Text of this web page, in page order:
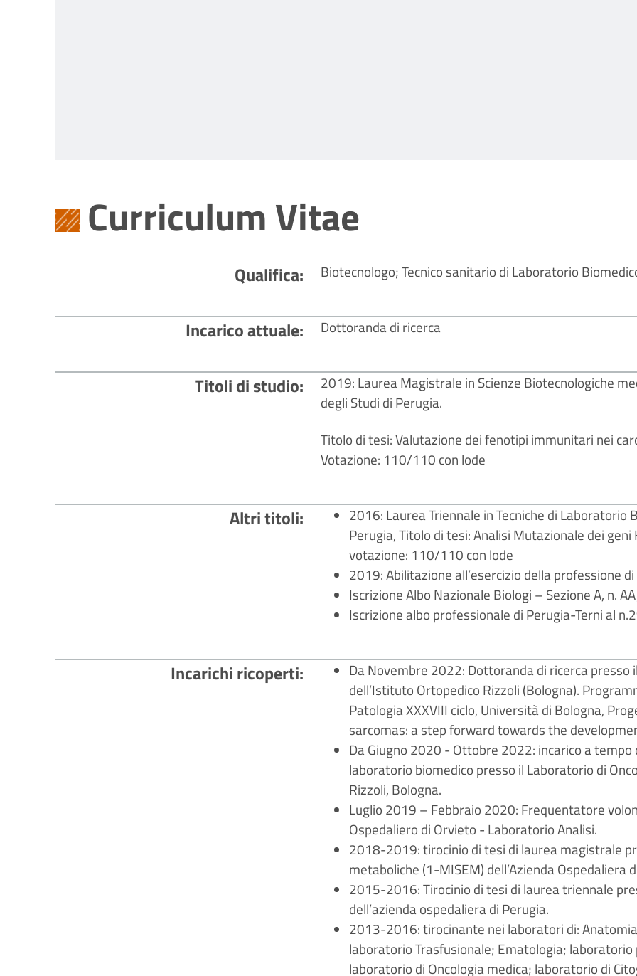
Curriculum Vitae
Qualifica Biotecnologo; Tecnico sanitario di Laboratorio
Incarico attuale Dottoranda di ricerca
Titoli di studio
2019: Laurea Magistrale in Scienze Biotecnologiche
degli Studi di Perugia.
Titolo di tesi: Valutazione dei fenotipi immunitari nei
Votazione: 110/110 con lode
Altri titoli
2016: Laurea Triennale in Tecniche di
Perugia, Titolo di tesi: Analisi Mutazionale dei
votazione: 110/110 con lode
2019: Abilitazione all’esercizio della professione
Iscrizione Albo Nazionale Biologi – Sezione A, n.
Iscrizione albo professionale di Perugia-Terni al
Incarichi ricoperti
Da Novembre 2022: Dottoranda di ricerca
dell’Istituto Ortopedico Rizzoli (Bologna).
Patologia XXXVIII ciclo, Università di Bologna,
sarcomas: a step forward towards the
Da Giugno 2020 - Ottobre 2022: incarico a
laboratorio biomedico presso il Laboratorio di
Rizzoli, Bologna.
Luglio 2019 – Febbraio 2020: Frequentatore
Ospedaliero di Orvieto - Laboratorio Analisi.
2018-2019: tirocinio di tesi di laurea magistrale
metaboliche (1-MISEM) dell’Azienda Ospedaliera
2015-2016: Tirocinio di tesi di laurea triennale
dell’azienda ospedaliera di Perugia.
2013-2016: tirocinante nei laboratori di:
laboratorio Trasfusionale; Ematologia;
laboratorio di Oncologia medica; laboratorio di